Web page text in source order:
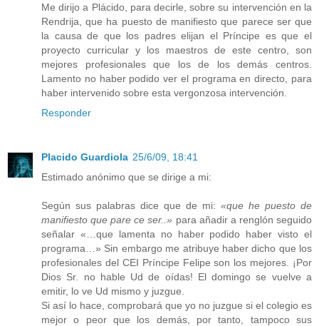
Me dirijo a Plácido, para decirle, sobre su intervención en la
Rendrija, que ha puesto de manifiesto que parece ser que
la causa de que los padres elijan el Príncipe es que el
proyecto curricular y los maestros de este centro, son
mejores profesionales que los de los demás centros.
Lamento no haber podido ver el programa en directo, para
haber intervenido sobre esta vergonzosa intervención.
Responder
Placido Guardiola 25/6/09, 18:41
Estimado anónimo que se dirige a mi:
Según sus palabras dice que de mi: «que he puesto de
manifiesto que pare ce ser..» para añadir a renglón seguido
señalar «…que lamenta no haber podido haber visto el
programa…» Sin embargo me atribuye haber dicho que los
profesionales del CEI Príncipe Felipe son los mejores. ¡Por
Dios Sr. no hable Ud de oídas! El domingo se vuelve a
emitir, lo ve Ud mismo y juzgue.
Si así lo hace, comprobará que yo no juzgue si el colegio es
mejor o peor que los demás, por tanto, tampoco sus